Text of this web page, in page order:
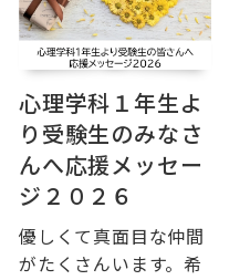
心理学科１年生よ
り受験生のみなさ
んへ応援メッセー
ジ２０２６
優しくて真面目な仲間
がたくさんいます。希